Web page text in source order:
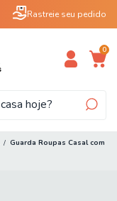
Rastreie seu pedido
0
/ Guarda Roupas Casal com